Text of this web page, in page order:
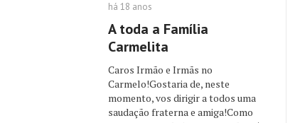
há 18 anos
A toda a Família
Carmelita
Caros Irmão e Irmãs no
Carmelo!Gostaria de, neste
momento, vos dirigir a todos uma
saudação fraterna e amiga!Como